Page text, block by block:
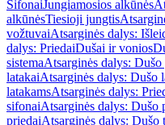
SifonaiJungiamosios alkūnės
alkūnėsTiesioji jungtis
vožtuvaiAtsarginės dalys:
dalys: PriedaiDušai ir vonios
sistemaAtsarginės dalys:
latakaiAtsarginės dalys: Dušo
latakamsAtsarginės dalys:
sifonaiAtsarginės dalys: Dušo
priedaiAtsarginės dalys: Dušo